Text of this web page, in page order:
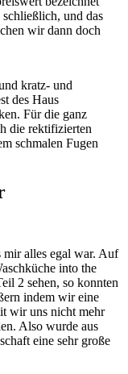
und das
wir dann doch
kratz- und
des Haus
Für die ganz
die rektifizierten
schmalen Fugen
mir alles egal war. Auf
into the
2 sehen, so konnten
indem wir eine
wir uns nicht mehr
Also wurde aus
eine sehr große